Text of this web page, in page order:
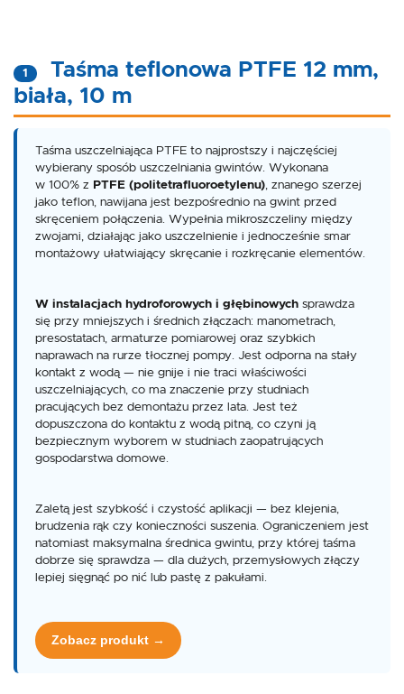
1
Taśma teflonowa PTFE 12 mm,
biała, 10 m
Taśma uszczelniająca PTFE to najprostszy i najczęściej
wybierany sposób uszczelniania gwintów. Wykonana
w 100% z PTFE (politetrafluoroetylenu), znanego szerzej
jako teflon, nawijana jest bezpośrednio na gwint przed
skręceniem połączenia. Wypełnia mikroszczeliny między
zwojami, działając jako uszczelnienie i jednocześnie smar
montażowy ułatwiający skręcanie i rozkręcanie elementów.
W instalacjach hydroforowych i głębinowych sprawdza
się przy mniejszych i średnich złączach: manometrach,
presostatach, armaturze pomiarowej oraz szybkich
naprawach na rurze tłocznej pompy. Jest odporna na stały
kontakt z wodą — nie gnije i nie traci właściwości
uszczelniających, co ma znaczenie przy studniach
pracujących bez demontażu przez lata. Jest też
dopuszczona do kontaktu z wodą pitną, co czyni ją
bezpiecznym wyborem w studniach zaopatrujących
gospodarstwa domowe.
Zaletą jest szybkość i czystość aplikacji — bez klejenia,
brudzenia rąk czy konieczności suszenia. Ograniczeniem jest
natomiast maksymalna średnica gwintu, przy której taśma
dobrze się sprawdza — dla dużych, przemysłowych złączy
lepiej sięgnąć po nić lub pastę z pakułami.
Zobacz produkt →